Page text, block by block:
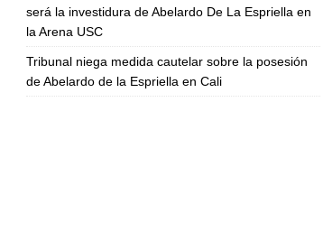
será la investidura de Abelardo De La Espriella en
la Arena USC
Tribunal niega medida cautelar sobre la posesión
de Abelardo de la Espriella en Cali